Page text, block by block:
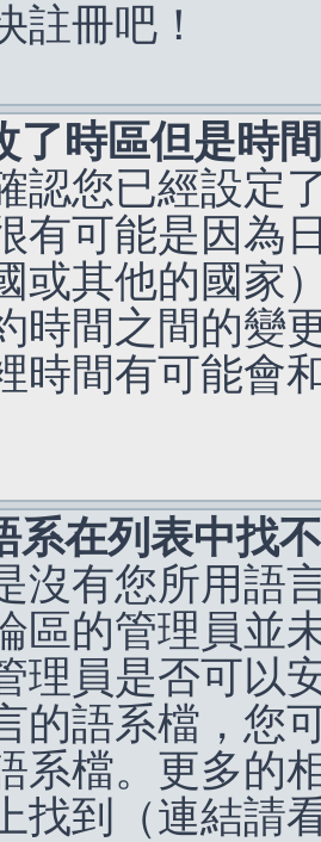
註冊吧！
了時區但是時
認您已經設定
有可能是因為
或其他的國家
時間之間的變
時間有可能會
系在列表中找
沒有您所用語
區的管理員並
理員是否可以
的語系檔，您
系檔。更多的
找到（連結請